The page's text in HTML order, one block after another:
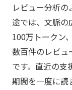
レビュー分析
途では、文脈の
100万トークン
数百件のレビュ
です。直近の支
期間を一度に読